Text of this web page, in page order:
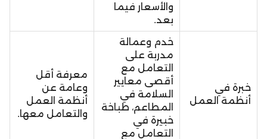
والأسعار فيما
بعد.
خبرة في
أنظمة العمل
خدم وعمالة
مدربة على
التعامل مع
أقصى معايير
السلامة في
المطاعم، طباخة
خبيرة في
التعامل مع
معرفة أقل
وعامة عن
أنظمة العمل
والتعامل معها.